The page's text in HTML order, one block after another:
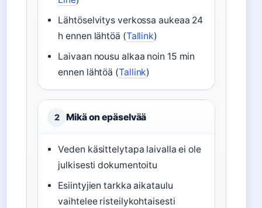
Lähtöselvitys verkossa aukeaa 24
h ennen lähtöä (Tallink)
Laivaan nousu alkaa noin 15 min
ennen lähtöä (Tallink)
2 Mikä on epäselvää
Veden käsittelytapa laivalla ei ole
julkisesti dokumentoitu
Esiintyjien tarkka aikataulu
vaihtelee risteilykohtaisesti